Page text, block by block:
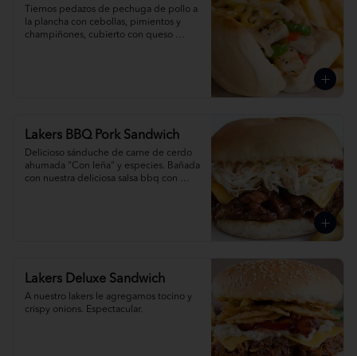
Tiernos pedazos de pechuga de pollo a
la plancha con cebollas, pimientos y
champiñones, cubierto con queso
Lakers BBQ Pork Sandwich
Delicioso sánduche de carne de cerdo
ahumada "Con leña" y especies. Bañada
con nuestra deliciosa salsa bbq con
Lakers Deluxe Sandwich
A nuestro lakers le agregamos tocino y
crispy onions. Espectacular.